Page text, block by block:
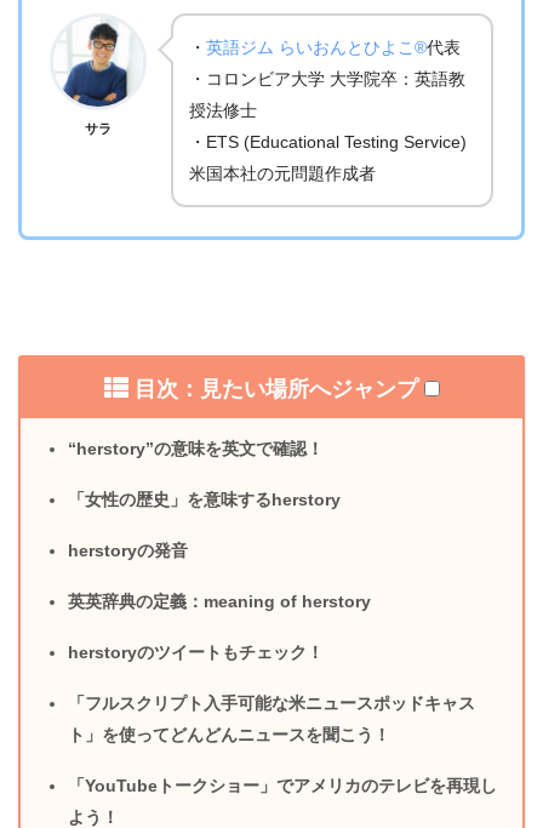
サラ
・ 英語ジム らいおんとひよこ®代表
・コロンビア大学 大学院卒：英語教
授法修士
・ETS (Educational Testing Service)
米国本社の元問題作成者
目次：見たい場所へジャンプ
“herstory”の意味を英文で確認！
「女性の歴史」を意味するherstory
herstoryの発音
英英辞典の定義：meaning of herstory
herstoryのツイートもチェック！
「フルスクリプト入手可能な米ニュースポッドキャス
ト」を使ってどんどんニュースを聞こう！
「YouTubeトークショー」でアメリカのテレビを再現し
よう！